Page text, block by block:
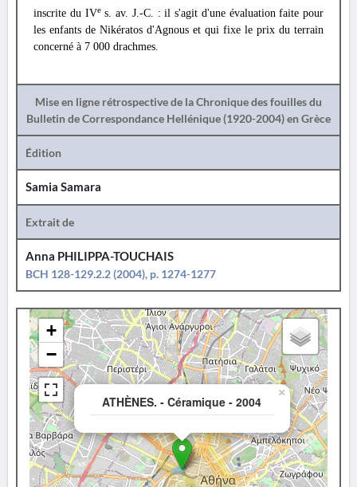
inscrite du IVes. av. J.-C. : il s'agit d'une évaluation faite pour
les enfants de Nikératos d'Agnous et qui fixe le prix du terrain
concerné à 7 000 drachmes.
Mise en ligne rétrospective de la Chronique des fouilles du
Bulletin de Correspondance Hellénique (1920-2004) en Grèce
Édition
Samia Samara
Extrait de
Anna PHILIPPA-TOUCHAIS
BCH 128-129.2.2 (2004), p. 1274-1277
ATHÈNES. - Céramique - 2004
×
+
−